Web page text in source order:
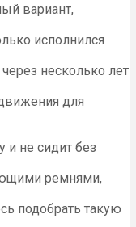
вариант,
исполнился
несколько лет
для
не сидит без
ремнями,
подобрать такую